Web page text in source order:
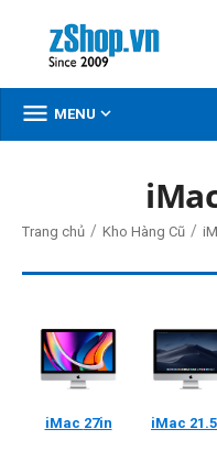
 MENU 
Menu
BỘ LỌC
Giá
–
Trang chủ / Kho Hàng Cũ /
iMac 27in iMac